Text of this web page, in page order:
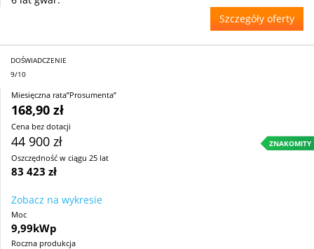
Szczegóły oferty
DOŚWIADCZENIE
9/10
Miesięczna rata”Prosumenta”
168,90 zł
Cena bez dotacji
44 900 zł ZNAKOMITY
Oszczędność w ciągu 25 lat
83 423 zł
Zobacz na wykresie
Moc
9,99kWp
Roczna produkcja